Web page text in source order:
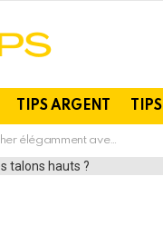
TIPS ARGENT
avec des talons hauts ?